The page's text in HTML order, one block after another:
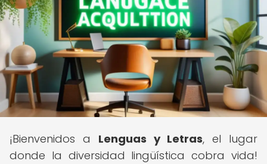
¡Bienvenidos a Lenguas y Letras, el lugar
donde la diversidad lingüística cobra vida!